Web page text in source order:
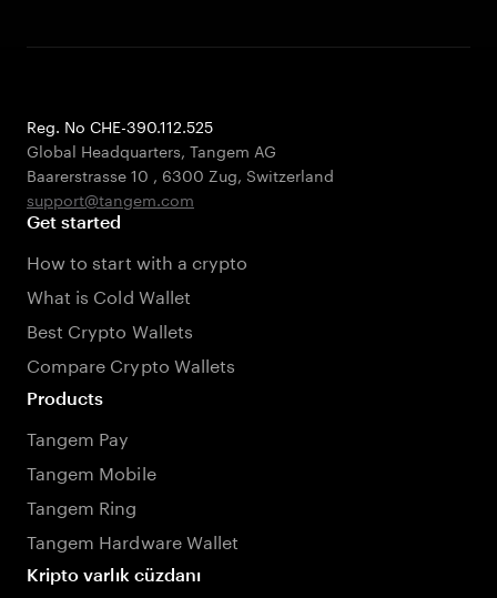
Reg. No CHE-390.112.525
Global Headquarters, Tangem AG
Baarerstrasse 10 , 6300 Zug, Switzerland
support@tangem.com
Get started
How to start with a crypto
What is Cold Wallet
Best Crypto Wallets
Compare Crypto Wallets
Products
Tangem Pay
Tangem Mobile
Tangem Ring
Tangem Hardware Wallet
Kripto varlık cüzdanı